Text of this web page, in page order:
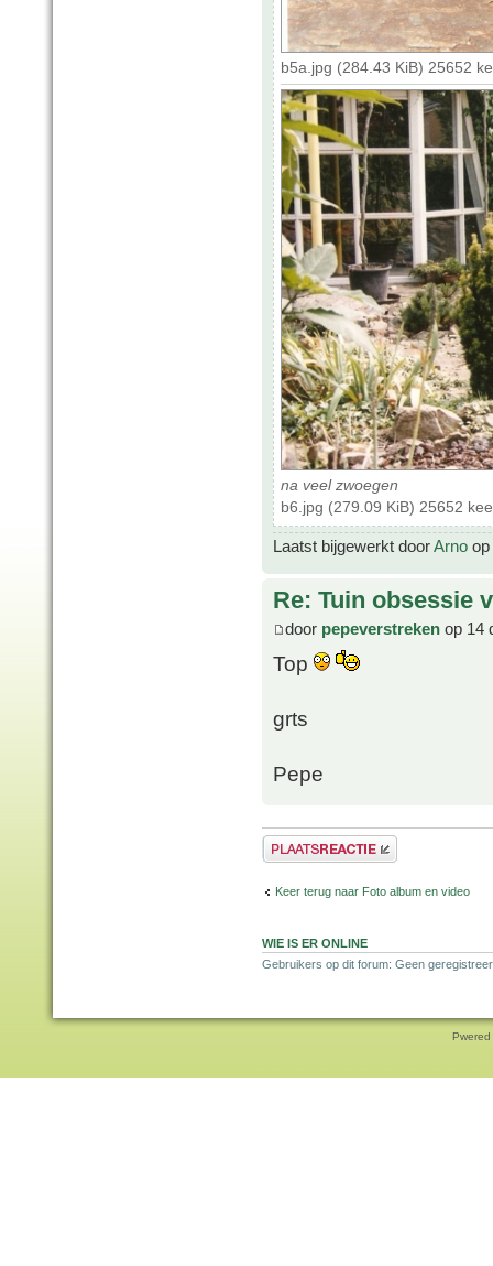
b5a.jpg (284.43 KiB) 25652
na veel zwoegen
b6.jpg (279.09 KiB) 25652
Laatst bijgewerkt doorArno op
Re: Tuin obsessie
door pepeverstreken op 14
Top
grts
Pepe
Plaats een reactie
Keer terug naar Foto album en video
WIE IS ER ONLINE
Gebruikers op dit forum: Geen